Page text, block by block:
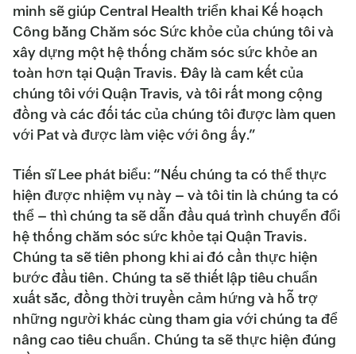
minh sẽ giúp Central Health triển khai Kế hoạch
Công bằng Chăm sóc Sức khỏe của chúng tôi và
xây dựng một hệ thống chăm sóc sức khỏe an
toàn hơn tại Quận Travis. Đây là cam kết của
chúng tôi với Quận Travis, và tôi rất mong cộng
đồng và các đối tác của chúng tôi được làm quen
với Pat và được làm việc với ông ấy.”
Tiến sĩ Lee phát biểu: “Nếu chúng ta có thể thực
hiện được nhiệm vụ này – và tôi tin là chúng ta có
thể – thì chúng ta sẽ dẫn đầu quá trình chuyển đổi
hệ thống chăm sóc sức khỏe tại Quận Travis.
Chúng ta sẽ tiên phong khi ai đó cần thực hiện
bước đầu tiên. Chúng ta sẽ thiết lập tiêu chuẩn
xuất sắc, đồng thời truyền cảm hứng và hỗ trợ
những người khác cùng tham gia với chúng ta để
nâng cao tiêu chuẩn. Chúng ta sẽ thực hiện đúng